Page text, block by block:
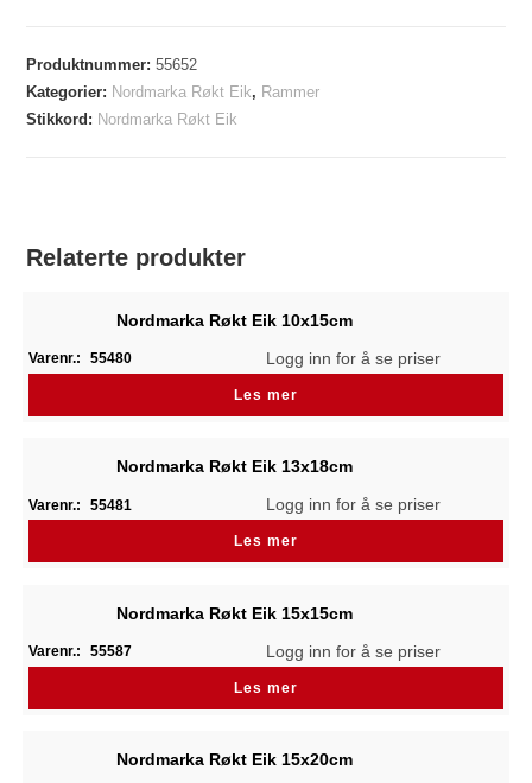
Produktnummer:55652
Kategorier: Nordmarka Røkt Eik, Rammer
Stikkord: Nordmarka Røkt Eik
Relaterte produkter
Nordmarka Røkt Eik 10x15cm
Varenr.: 55480 Logg inn for å se priser
Les mer
Nordmarka Røkt Eik 13x18cm
Varenr.: 55481 Logg inn for å se priser
Les mer
Nordmarka Røkt Eik 15x15cm
Varenr.: 55587 Logg inn for å se priser
Les mer
Nordmarka Røkt Eik 15x20cm